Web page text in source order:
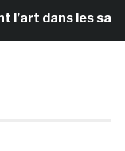
dans les salles